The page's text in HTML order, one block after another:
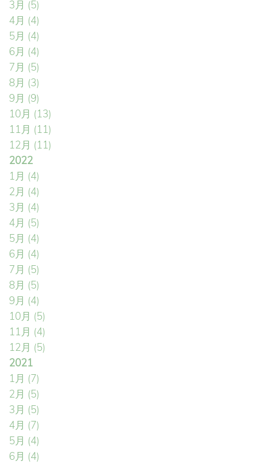
3月 (5)
4月 (4)
5月 (4)
6月 (4)
7月 (5)
8月 (3)
9月 (9)
10月 (13)
11月 (11)
12月 (11)
2022
1月 (4)
2月 (4)
3月 (4)
4月 (5)
5月 (4)
6月 (4)
7月 (5)
8月 (5)
9月 (4)
10月 (5)
11月 (4)
12月 (5)
2021
1月 (7)
2月 (5)
3月 (5)
4月 (7)
5月 (4)
6月 (4)